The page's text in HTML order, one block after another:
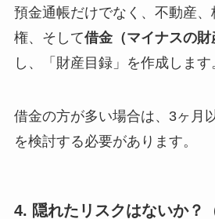
預金通帳だけでなく、不動産
権、そして借金（マイナスの財
し、「財産目録」を作成します
借金の方が多い場合は、3ヶ月
を検討する必要があります。
4. 隠れたリスクはないか？